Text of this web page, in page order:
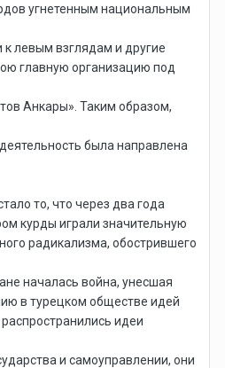
угнетенным национальным
левым взглядам и другие
главную организацию под
Анкары». Таким образом,
была направлена
то, что через два года
курды играли значительную
радикализма, обострившего
началась война, унесшая
в турецком обществе идей
идеи
и самоуправлении, они